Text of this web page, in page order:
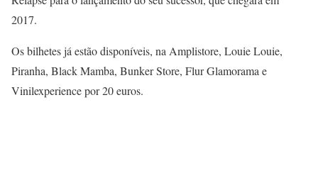
2017.
Os bilhetes já estão disponíveis, na Amplistore, Louie Louie,
Piranha, Black Mamba, Bunker Store, Flur Glamorama e
Vinilexperience por 20 euros.